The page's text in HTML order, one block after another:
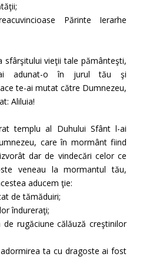
Părinte Ierarhe
sfârşitului vieţii tale pământeşti,
adunat-o în jurul tău şi
te-ai mutat către Dumnezeu,
Aliluia!
templu al Duhului Sfânt l-ai
care în mormânt fiind
dar de vindecări celor ce
veneau la mormantul tău,
aducem ţie:
de tămăduiri;
îndureraţi;
rugăciune călăuză creştinilor
ta cu dragoste ai fost